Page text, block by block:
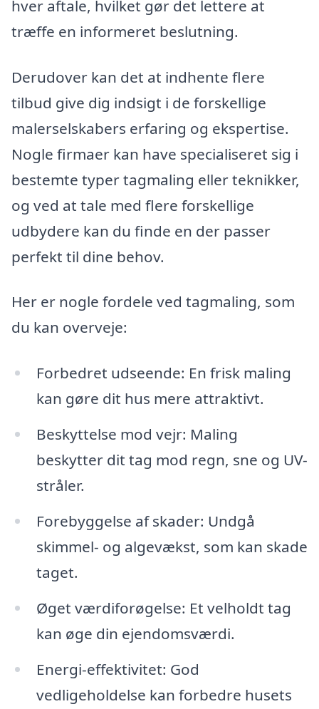
hver aftale, hvilket gør det lettere at
træffe en informeret beslutning.
Derudover kan det at indhente flere
tilbud give dig indsigt i de forskellige
malerselskabers erfaring og ekspertise.
Nogle firmaer kan have specialiseret sig i
bestemte typer tagmaling eller teknikker,
og ved at tale med flere forskellige
udbydere kan du finde en der passer
perfekt til dine behov.
Her er nogle fordele ved tagmaling, som
du kan overveje:
Forbedret udseende: En frisk maling
kan gøre dit hus mere attraktivt.
Beskyttelse mod vejr: Maling
beskytter dit tag mod regn, sne og UV-
stråler.
Forebyggelse af skader: Undgå
skimmel- og algevækst, som kan skade
taget.
Øget værdiforøgelse: Et velholdt tag
kan øge din ejendomsværdi.
Energi-effektivitet: God
vedligeholdelse kan forbedre husets